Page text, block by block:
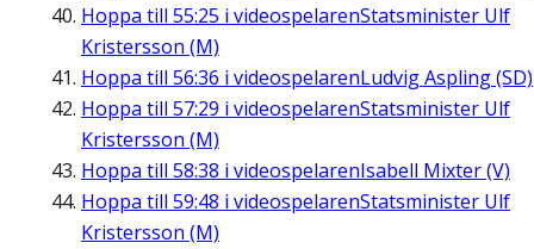
Hoppa till 55:25 i videospelarenStatsminister Ulf
Kristersson (M)
Hoppa till 56:36 i videospelarenLudvig Aspling (SD)
Hoppa till 57:29 i videospelarenStatsminister Ulf
Kristersson (M)
Hoppa till 58:38 i videospelarenIsabell Mixter (V)
Hoppa till 59:48 i videospelarenStatsminister Ulf
Kristersson (M)